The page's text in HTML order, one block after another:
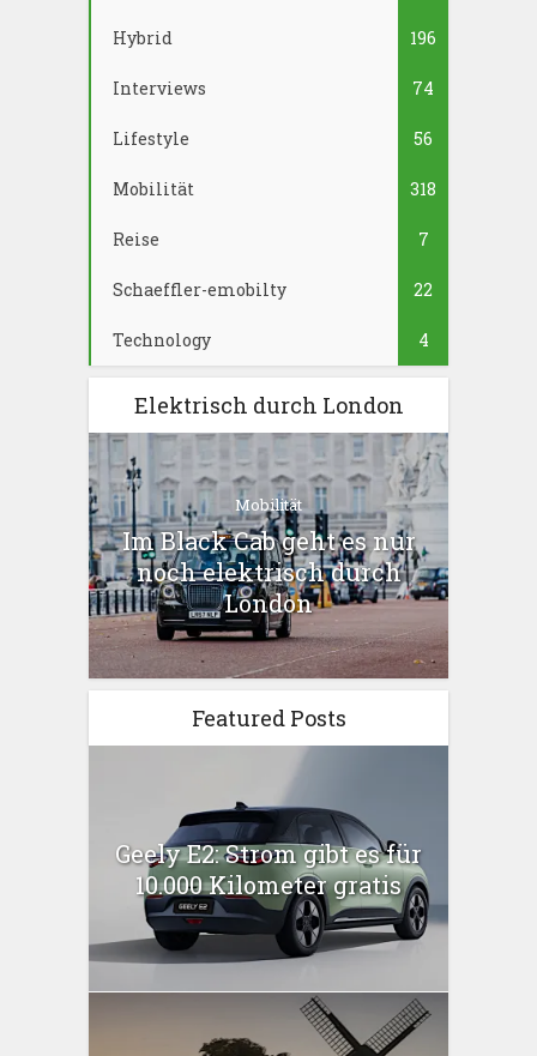
Hybrid 196
Interviews 74
Lifestyle 56
Mobilität 318
Reise 7
Schaeffler-emobilty 22
Technology 4
Elektrisch durch London
Mobilität
Im Black Cab geht es nur
noch elektrisch durch
London
Featured Posts
Geely E2: Strom gibt es für
10.000 Kilometer gratis